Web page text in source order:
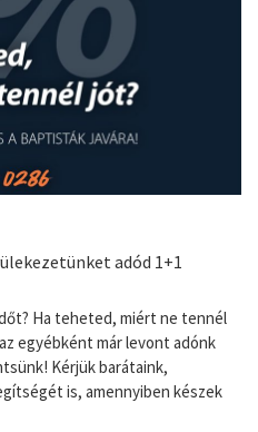
adód 1+1
Ha teheted, miért ne tennél
egyébként már levont adónk
Kérjük barátaink,
is, amennyiben készek